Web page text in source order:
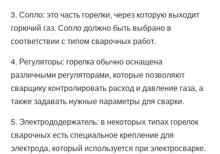
3. Сопло: это часть горелки, через которую выходит
горючий газ. Сопло должно быть выбрано в
соответствии с типом сварочных работ.
4. Регуляторы: горелка обычно оснащена
различными регуляторами, которые позволяют
сварщику контролировать расход и давление газа, а
также задавать нужные параметры для сварки.
5. Электрододержатель: в некоторых типах горелок
сварочных есть специальное крепление для
электрода, который используется при электросварке.